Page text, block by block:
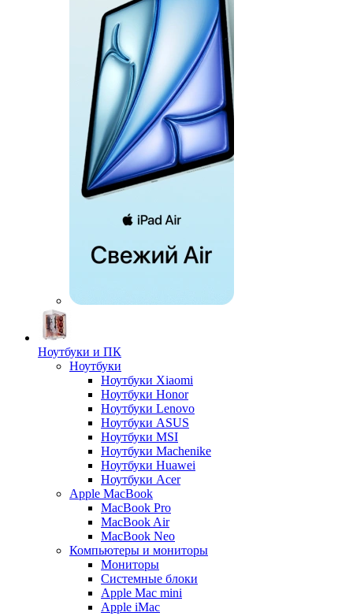
Ноутбуки и ПК
Ноутбуки
Ноутбуки Xiaomi
Ноутбуки Honor
Ноутбуки Lenovo
Ноутбуки ASUS
Ноутбуки MSI
Ноутбуки Machenike
Ноутбуки Huawei
Ноутбуки Acer
Apple MacBook
MacBook Pro
MacBook Air
MacBook Neo
Компьютеры и мониторы
Мониторы
Системные блоки
Apple Mac mini
Apple iMac